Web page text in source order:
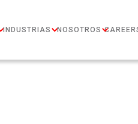
INDUSTRIAS NOSOTROS